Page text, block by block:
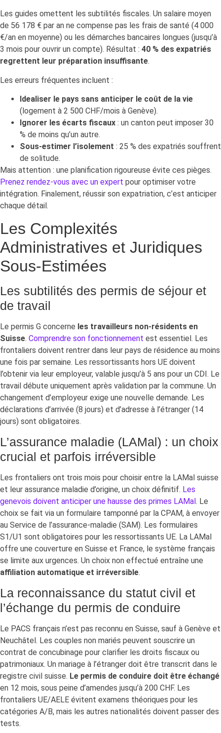
Les guides omettent les subtilités fiscales. Un salaire moyen
de 56 178 € par an ne compense pas les frais de santé (4 000
€/an en moyenne) ou les démarches bancaires longues (jusqu’à
3 mois pour ouvrir un compte). Résultat : 40 % des expatriés
regrettent leur préparation insuffisante.
Les erreurs fréquentes incluent :
Idealiser le pays sans anticiper le coût de la vie
(logement à 2 500 CHF/mois à Genève).
Ignorer les écarts fiscaux : un canton peut imposer 30
% de moins qu’un autre.
Sous-estimer l’isolement : 25 % des expatriés souffrent
de solitude.
Mais attention : une planification rigoureuse évite ces pièges.
Prenez rendez-vous avec un expert pour optimiser votre
intégration. Finalement, réussir son expatriation, c’est anticiper
chaque détail.
Les Complexités
Administratives et Juridiques
Sous-Estimées
Les subtilités des permis de séjour et
de travail
Le permis G concerne les travailleurs non-résidents en
Suisse. Comprendre son fonctionnement est essentiel. Les
frontaliers doivent rentrer dans leur pays de résidence au moins
une fois par semaine. Les ressortissants hors UE doivent
l’obtenir via leur employeur, valable jusqu’à 5 ans pour un CDI. Le
travail débute uniquement après validation par la commune. Un
changement d’employeur exige une nouvelle demande. Les
déclarations d’arrivée (8 jours) et d’adresse à l’étranger (14
jours) sont obligatoires.
L’assurance maladie (LAMal) : un choix
crucial et parfois irréversible
Les frontaliers ont trois mois pour choisir entre la LAMal suisse
et leur assurance maladie d’origine, un choix définitif. Les
genevois doivent anticiper une hausse des primes LAMal. Le
choix se fait via un formulaire tamponné par la CPAM, à envoyer
au Service de l’assurance-maladie (SAM). Les formulaires
S1/U1 sont obligatoires pour les ressortissants UE. La LAMal
offre une couverture en Suisse et France, le système français
se limite aux urgences. Un choix non effectué entraîne une
affiliation automatique et irréversible.
La reconnaissance du statut civil et
l’échange du permis de conduire
Le PACS français n’est pas reconnu en Suisse, sauf à Genève et
Neuchâtel. Les couples non mariés peuvent souscrire un
contrat de concubinage pour clarifier les droits fiscaux ou
patrimoniaux. Un mariage à l’étranger doit être transcrit dans le
registre civil suisse. Le permis de conduire doit être échangé
en 12 mois, sous peine d’amendes jusqu’à 200 CHF. Les
frontaliers UE/AELE évitent examens théoriques pour les
catégories A/B, mais les autres nationalités doivent passer des
tests.